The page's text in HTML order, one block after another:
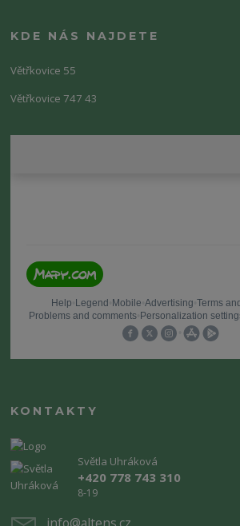
KDE NÁS NAJDETE
Větřkovice 55
Větřkovice 747 43
KONTAKTY
Světla Uhráková
+420 778 743 310
8-19